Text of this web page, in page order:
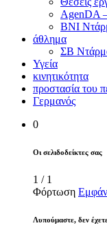
AgenDA
BNI
άθλημα
ΣΒ
Υγεία
κινητικότητα
προστασία του
Γερμανός
0
Οι σελιδοδείκτες σας
1 / 1
Φόρτωση
Λυπούμαστε, δεν